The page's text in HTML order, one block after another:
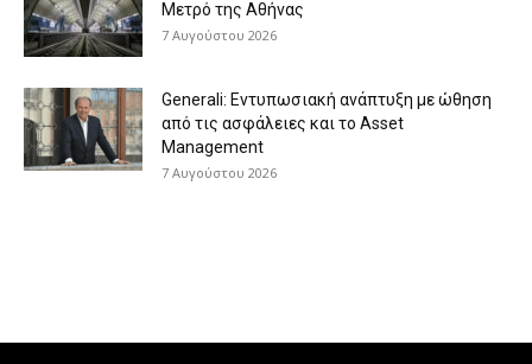
Μετρό της Αθήνας
7 Αυγούστου 2026
Generali: Eντυπωσιακή ανάπτυξη με ώθηση
από τις ασφάλειες και το Asset
Management
7 Αυγούστου 2026